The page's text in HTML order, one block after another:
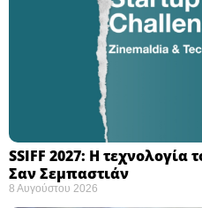
SSIFF 2027: Η τεχνολογία
Σαν Σεμπαστιάν ​
8 Αυγούστου 2026